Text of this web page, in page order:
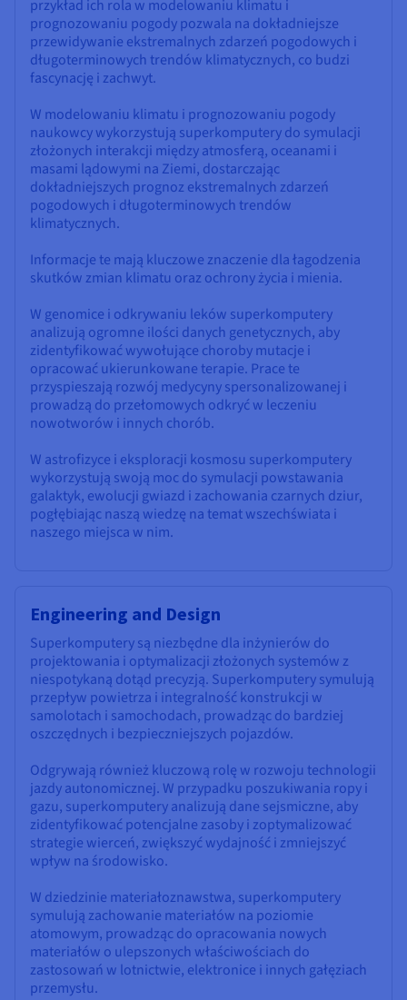
przykład ich rola w modelowaniu klimatu i
prognozowaniu pogody pozwala na dokładniejsze
przewidywanie ekstremalnych zdarzeń pogodowych i
długoterminowych trendów klimatycznych, co budzi
fascynację i zachwyt.
W modelowaniu klimatu i prognozowaniu pogody
naukowcy wykorzystują superkomputery do symulacji
złożonych interakcji między atmosferą, oceanami i
masami lądowymi na Ziemi, dostarczając
dokładniejszych prognoz ekstremalnych zdarzeń
pogodowych i długoterminowych trendów
klimatycznych.
Informacje te mają kluczowe znaczenie dla łagodzenia
skutków zmian klimatu oraz ochrony życia i mienia.
W genomice i odkrywaniu leków superkomputery
analizują ogromne ilości danych genetycznych, aby
zidentyfikować wywołujące choroby mutacje i
opracować ukierunkowane terapie. Prace te
przyspieszają rozwój medycyny spersonalizowanej i
prowadzą do przełomowych odkryć w leczeniu
nowotworów i innych chorób.
W astrofizyce i eksploracji kosmosu superkomputery
wykorzystują swoją moc do symulacji powstawania
galaktyk, ewolucji gwiazd i zachowania czarnych dziur,
pogłębiając naszą wiedzę na temat wszechświata i
naszego miejsca w nim.
Engineering and Design
Superkomputery są niezbędne dla inżynierów do
projektowania i optymalizacji złożonych systemów z
niespotykaną dotąd precyzją. Superkomputery symulują
przepływ powietrza i integralność konstrukcji w
samolotach i samochodach, prowadząc do bardziej
oszczędnych i bezpieczniejszych pojazdów.
Odgrywają również kluczową rolę w rozwoju technologii
jazdy autonomicznej. W przypadku poszukiwania ropy i
gazu, superkomputery analizują dane sejsmiczne, aby
zidentyfikować potencjalne zasoby i zoptymalizować
strategie wierceń, zwiększyć wydajność i zmniejszyć
wpływ na środowisko.
W dziedzinie materiałoznawstwa, superkomputery
symulują zachowanie materiałów na poziomie
atomowym, prowadząc do opracowania nowych
materiałów o ulepszonych właściwościach do
zastosowań w lotnictwie, elektronice i innych gałęziach
przemysłu.